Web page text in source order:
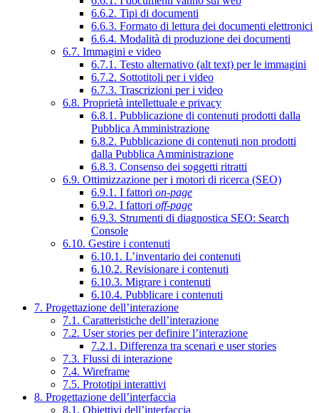
6.6.2. Tipi di documenti
6.6.3. Formato di lettura dei documenti elettronici
6.6.4. Modalità di produzione dei documenti
6.7. Immagini e video
6.7.1. Testo alternativo (alt text) per le immagini
6.7.2. Sottotitoli per i video
6.7.3. Trascrizioni per i video
6.8. Proprietà intellettuale e privacy
6.8.1. Pubblicazione di contenuti prodotti dalla
Pubblica Amministrazione
6.8.2. Pubblicazione di contenuti non prodotti
dalla Pubblica Amministrazione
6.8.3. Consenso dei soggetti ritratti
6.9. Ottimizzazione per i motori di ricerca (SEO)
6.9.1. I fattori on-page
6.9.2. I fattori off-page
6.9.3. Strumenti di diagnostica SEO: Search
Console
6.10. Gestire i contenuti
6.10.1. L’inventario dei contenuti
6.10.2. Revisionare i contenuti
6.10.3. Migrare i contenuti
6.10.4. Pubblicare i contenuti
7. Progettazione dell’interazione
7.1. Caratteristiche dell’interazione
7.2. User stories per definire l’interazione
7.2.1. Differenza tra scenari e user stories
7.3. Flussi di interazione
7.4. Wireframe
7.5. Prototipi interattivi
8. Progettazione dell’interfaccia
8.1. Obiettivi dell’interfaccia